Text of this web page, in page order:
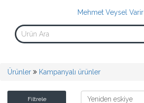
Mehmet Veysel Varir
Ürünler Kampanyalı ürünler
Filtrele